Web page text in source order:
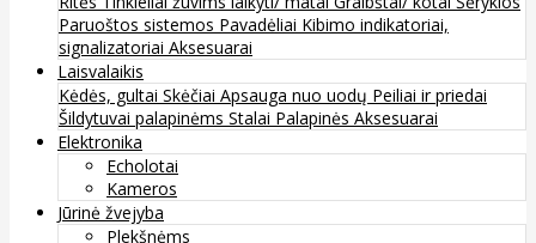
Paruoštos sistemos Pavadėliai Kibimo indikatoriai,
signalizatoriai Aksesuarai
Laisvalaikis
Kėdės, gultai Skėčiai Apsauga nuo uodų Peiliai ir priedai
Šildytuvai palapinėms Stalai Palapinės Aksesuarai
Elektronika
Echolotai
Kameros
Jūrinė žvejyba
Plekšnėms